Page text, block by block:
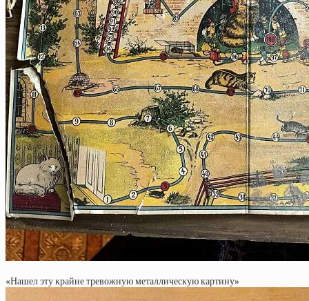
«Нашел эту крайне тревожную металлическую картину»